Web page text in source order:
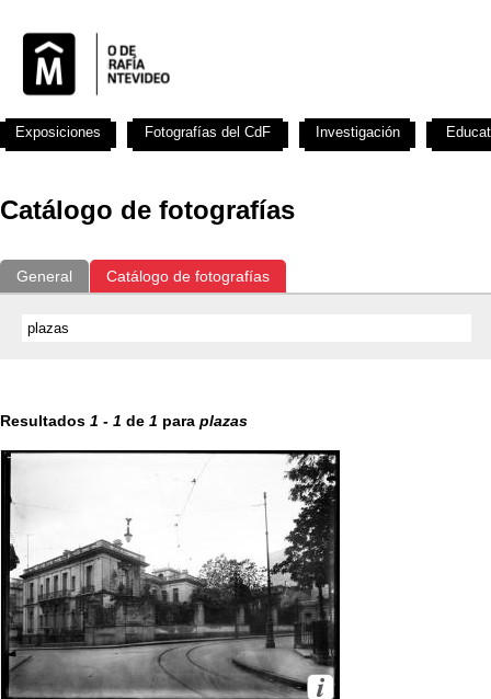
Catálogo de fotografías
General Catálogo de fotografías
Resultados 1 - 1 de 1 para plazas
Exposiciones Fotografías del CdF Investigación